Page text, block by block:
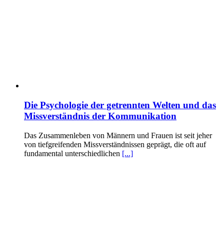
Die Psychologie der getrennten Welten und das
Missverständnis der Kommunikation
Das Zusammenleben von Männern und Frauen ist seit jeher
von tiefgreifenden Missverständnissen geprägt, die oft auf
fundamental unterschiedlichen [...]